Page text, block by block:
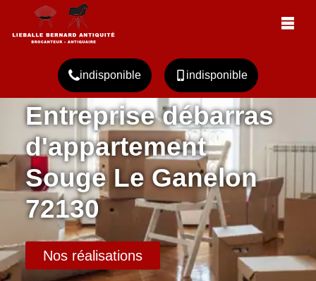
indisponible indisponible
Entreprise débarras
d'appartement
Souge Le Ganelon
72130
Nos réalisations